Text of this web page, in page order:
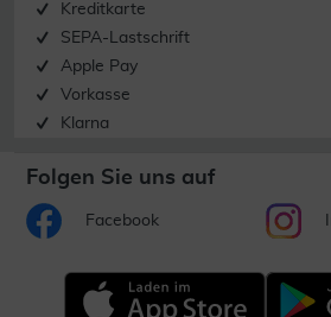
Kreditkarte
SEPA-Lastschrift
Apple Pay
Vorkasse
Klarna
Folgen Sie uns auf
Facebook